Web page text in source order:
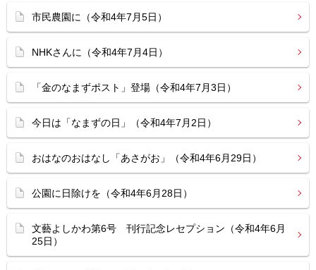
市民農園に（令和4年7月5日）
NHKさんに（令和4年7月4日）
「金のなまずポスト」登場（令和4年7月3日）
今日は「なまずの日」（令和4年7月2日）
おはなのおはなし「あさがお」（令和4年6月29日）
公園に日除けを（令和4年6月28日）
文藝よしかわ第6号 刊行記念レセプション（令和4年6月
25日）